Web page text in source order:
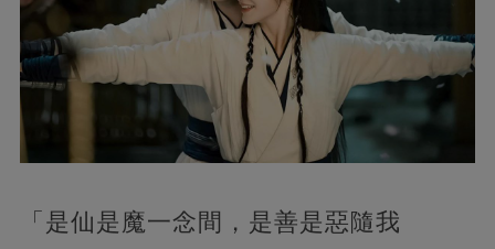
「是仙是魔一念間，是善是惡隨我